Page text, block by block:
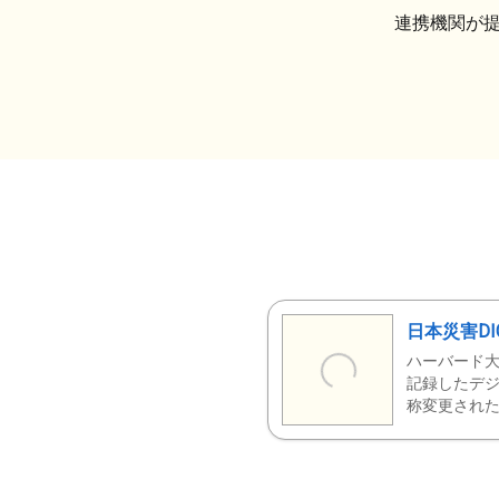
連携機関が
日本災害
ハーバード
記録したデ
称変更された